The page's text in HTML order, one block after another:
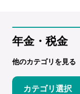
年金・税金
他のカテゴリを見る
カテゴリ選択